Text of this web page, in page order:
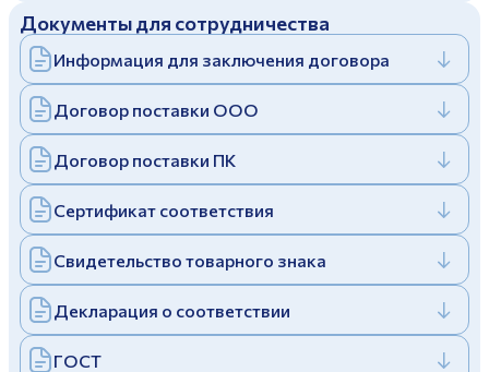
Отправить
Заполняя и отправляя форму, вы соглашаетесь
cполитикой конфиденциальности
Заполняя и отправляя форму, вы соглашаетесь
cполитикой конфиденциальности
Дулевский фарфоровый завод ©
Политика конфиденциальности
Документы для сотрудничества
Информация для заключения договора
Договор поставки ООО
Договор поставки ПК
Сертификат соответствия
Свидетельство товарного знака
Декларация о соответствии
ГОСТ